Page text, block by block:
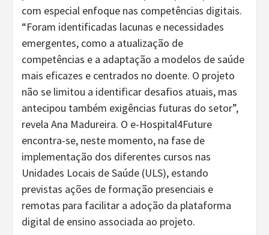
com especial enfoque nas competências digitais.
“Foram identificadas lacunas e necessidades
emergentes, como a atualização de
competências e a adaptação a modelos de saúde
mais eficazes e centrados no doente. O projeto
não se limitou a identificar desafios atuais, mas
antecipou também exigências futuras do setor”,
revela Ana Madureira. O e-Hospital4Future
encontra-se, neste momento, na fase de
implementação dos diferentes cursos nas
Unidades Locais de Saúde (ULS), estando
previstas ações de formação presenciais e
remotas para facilitar a adoção da plataforma
digital de ensino associada ao projeto.